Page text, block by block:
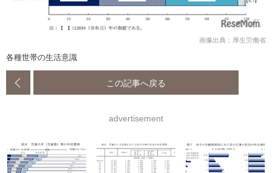
画像出典：厚生労働省
各種世帯の生活意識
この記事へ戻る
advertisement